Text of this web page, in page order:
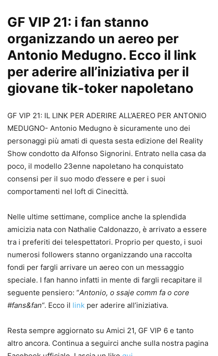
GF VIP 21: i fan stanno
organizzando un aereo per
Antonio Medugno. Ecco il link
per aderire all’iniziativa per il
giovane tik-toker napoletano
GF VIP 21: IL LINK PER ADERIRE ALL’AEREO PER ANTONIO
MEDUGNO- Antonio Medugno è sicuramente uno dei
personaggi più amati di questa sesta edizione del Reality
Show condotto da Alfonso Signorini. Entrato nella casa da
poco, il modello 23enne napoletano ha conquistato
consensi per il suo modo d’essere e per i suoi
comportamenti nel loft di Cinecittà.
Nelle ultime settimane, complice anche la splendida
amicizia nata con Nathalie Caldonazzo, è arrivato a essere
tra i preferiti dei telespettatori. Proprio per questo, i suoi
numerosi followers stanno organizzando una raccolta
fondi per fargli arrivare un aereo con un messaggio
speciale. I fan hanno infatti in mente di fargli recapitare il
seguente pensiero: “Antonio, o ssaje comm fa o core
#fans&fan“. Ecco il link per aderire all’iniziativa.
Resta sempre aggiornato su Amici 21, GF VIP 6 e tanto
altro ancora. Continua a seguirci anche sulla nostra pagina